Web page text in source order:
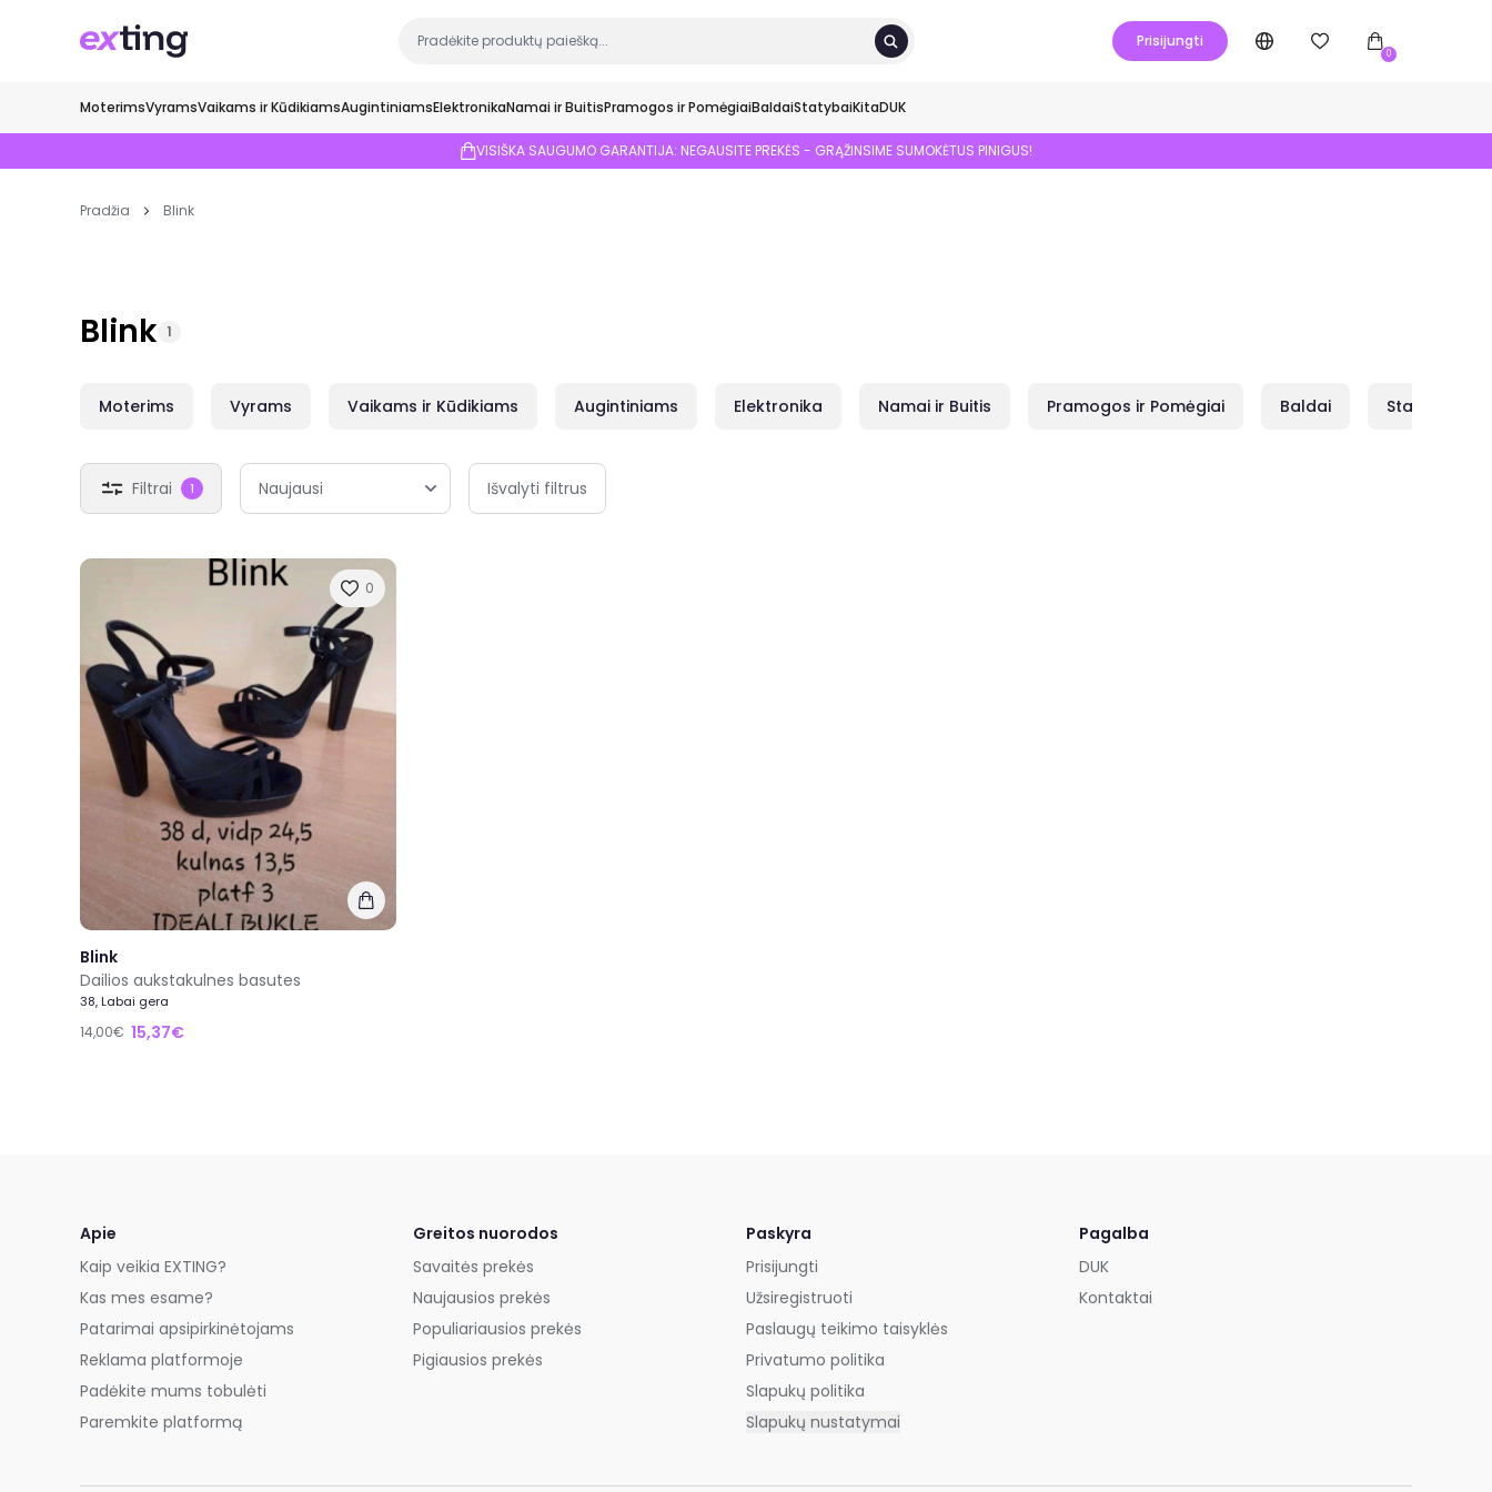
Prisijungti
0
MoterimsVyramsVaikams ir KūdikiamsAugintiniamsElektronikaNamai ir BuitisPramogos ir PomėgiaiBaldaiStatybaiKitaDUK
VISIŠKA SAUGUMO GARANTIJA: NEGAUSITE PREKĖS - GRĄŽINSIME SUMOKĖTUS PINIGUS!
Pradžia Blink
Blink 1
Moterims Vyrams Vaikams ir Kūdikiams Augintiniams Elektronika Namai ir Buitis Pramogos ir Pomėgiai Baldai Statybai
Filtrai 1 Išvalyti filtrus
0
Blink
Dailios aukstakulnes basutes
38, Labai gera
14,00€ 15,37€
Apie
Kaip veikia EXTING?
Kas mes esame?
Patarimai apsipirkinėtojams
Reklama platformoje
Padėkite mums tobulėti
Paremkite platformą
Greitos nuorodos
Savaitės prekės
Naujausios prekės
Populiariausios prekės
Pigiausios prekės
Paskyra
Prisijungti
Užsiregistruoti
Paslaugų teikimo taisyklės
Privatumo politika
Slapukų politika
Slapukų nustatymai
Pagalba
DUK
Kontaktai